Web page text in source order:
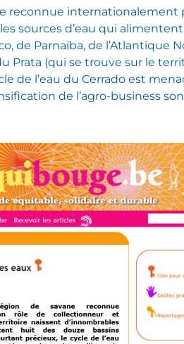
reconnue
sources d’eau qui
de Parnaíba, de l’Atlantique
Prata (qui se trouve sur le
de l’eau du Cerrado est
de l’agro-business